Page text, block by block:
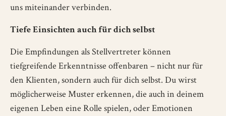
uns miteinander verbinden.
Tiefe Einsichten auch für dich selbst
Die Empfindungen als Stellvertreter können
tiefgreifende Erkenntnisse offenbaren – nicht nur für
den Klienten, sondern auch für dich selbst. Du wirst
möglicherweise Muster erkennen, die auch in deinem
eigenen Leben eine Rolle spielen, oder Emotionen